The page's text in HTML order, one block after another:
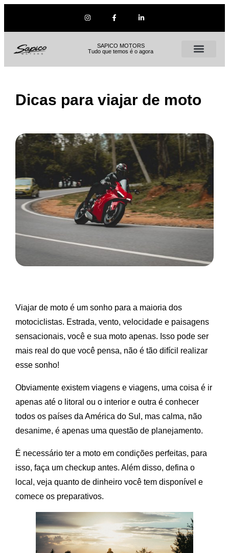
SAPICO MOTORS
Tudo que temos é o agora
Dicas para viajar de moto
Viajar de moto é um sonho para a maioria dos
motociclistas. Estrada, vento, velocidade e paisagens
sensacionais, você e sua moto apenas. Isso pode ser
mais real do que você pensa, não é tão difícil realizar
esse sonho!
Obviamente existem viagens e viagens, uma coisa é ir
apenas até o litoral ou o interior e outra é conhecer
todos os países da América do Sul, mas calma, não
desanime, é apenas uma questão de planejamento.
É necessário ter a moto em condições perfeitas, para
isso, faça um checkup antes. Além disso, defina o
local, veja quanto de dinheiro você tem disponível e
comece os preparativos.